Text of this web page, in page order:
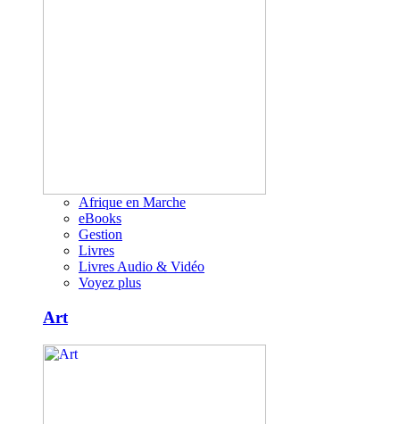
Afrique en Marche
eBooks
Gestion
Livres
Livres Audio & Vidéo
Voyez plus
Art